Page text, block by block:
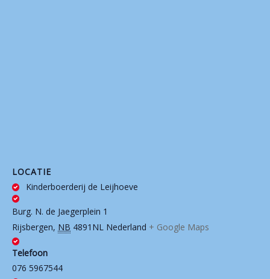
LOCATIE
Kinderboerderij de Leijhoeve
Burg. N. de Jaegerplein 1
Rijsbergen, NB 4891NL Nederland + Google Maps
Telefoon
076 5967544